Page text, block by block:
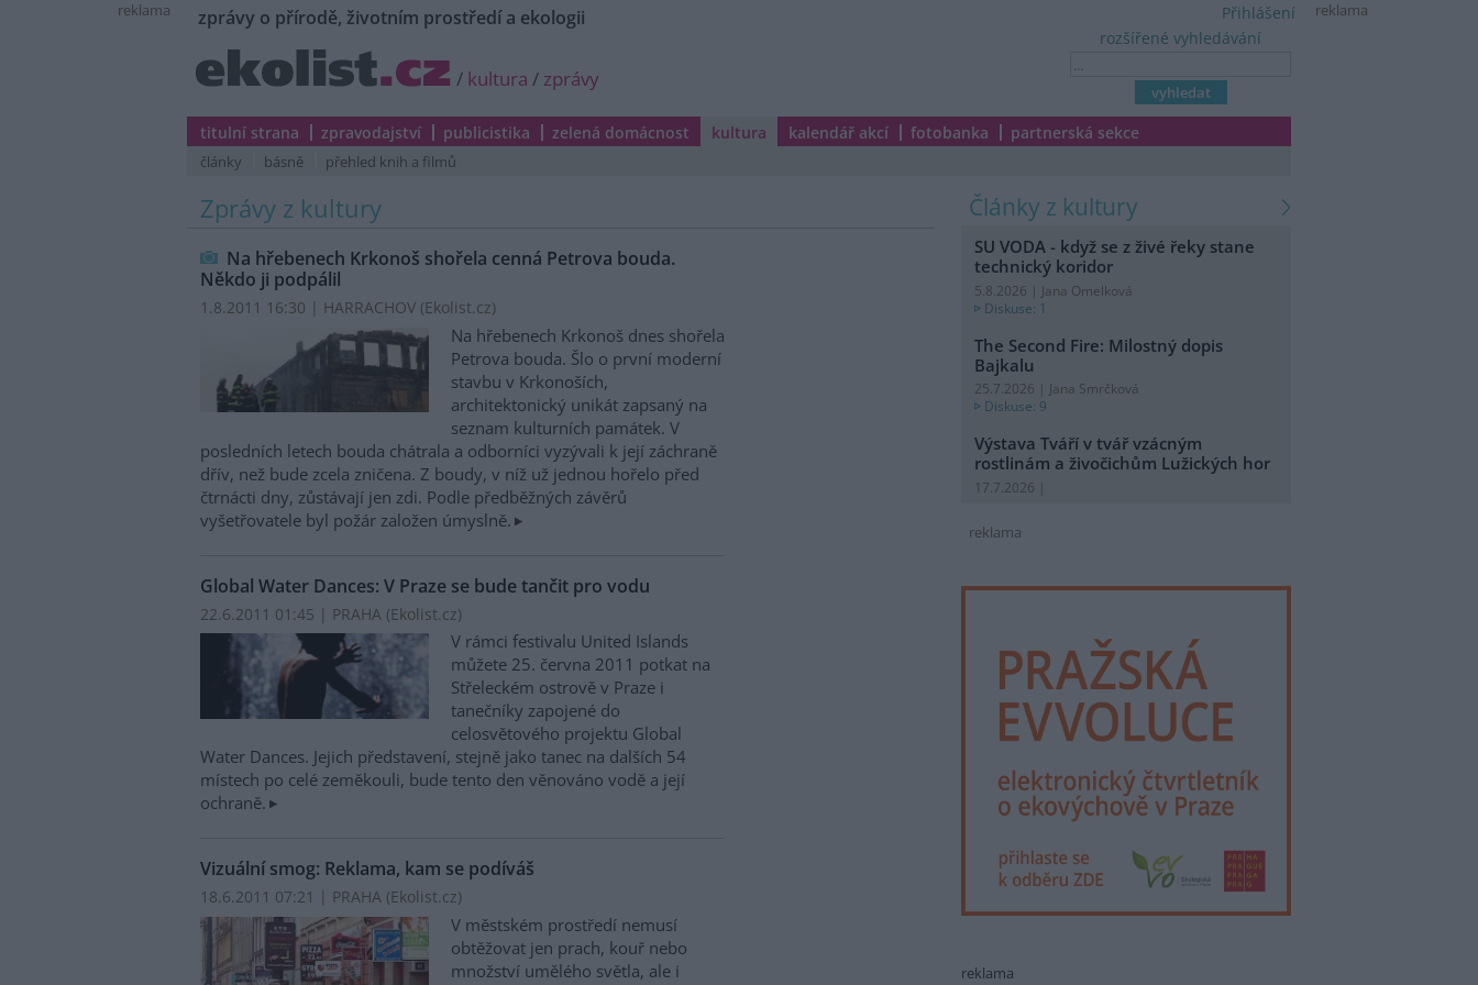
reklama
reklama zprávy o přírodě, životním prostředí a ekologii
/ kultura / zprávy
rozšířené vyhledávání
Přihlášení
titulní strana zpravodajství publicistika zelená domácnost kultura kalendář akcí fotobanka partnerská sekce
články básně přehled knih a filmů
Zprávy z kultury
Na hřebenech Krkonoš shořela cenná Petrova bouda.
Někdo ji podpálil
1.8.2011 16:30 | HARRACHOV (Ekolist.cz)
Na hřebenech Krkonoš dnes shořela
Petrova bouda. Šlo o první moderní
stavbu v Krkonoších,
architektonický unikát zapsaný na
seznam kulturních památek. V
posledních letech bouda chátrala a odborníci vyzývali k její záchraně
dřív, než bude zcela zničena. Z boudy, v níž už jednou hořelo před
čtrnácti dny, zůstávají jen zdi. Podle předběžných závěrů
vyšetřovatele byl požár založen úmyslně.
Global Water Dances: V Praze se bude tančit pro vodu
22.6.2011 01:45 | PRAHA (Ekolist.cz)
V rámci festivalu United Islands
můžete 25. června 2011 potkat na
Střeleckém ostrově v Praze i
tanečníky zapojené do
celosvětového projektu Global
Water Dances. Jejich představení, stejně jako tanec na dalších 54
místech po celé zeměkouli, bude tento den věnováno vodě a její
ochraně.
Vizuální smog: Reklama, kam se podíváš
18.6.2011 07:21 | PRAHA (Ekolist.cz)
V městském prostředí nemusí
obtěžovat jen prach, kouř nebo
množství umělého světla, ale i
články z kultury
SU VODA - když se z živé řeky stane
technický koridor
5.8.2026 | Jana Omelková
Diskuse: 1
The Second Fire: Milostný dopis
Bajkalu
25.7.2026 | Jana Smrčková
Diskuse: 9
Výstava Tváří v tvář vzácným
rostlinám a živočichům Lužických hor
17.7.2026 |
reklama
reklama